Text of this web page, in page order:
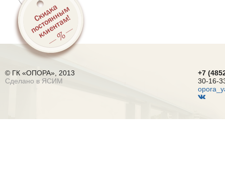
© ГК «ОПОРА», 2013
Сделано в ЯСИМ
+7
30-16-